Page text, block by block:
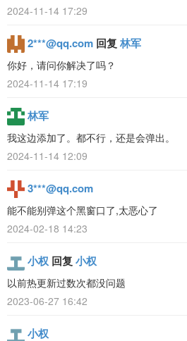
2024-11-14 17:29
2***@qq.com 回复 林军
你好，请问你解决了吗？
2024-11-14 17:19
林军
我这边添加了。都不行，还是会弹出。
2024-11-14 12:09
3***@qq.com
能不能别弹这个黑窗口了,太恶心了
2024-02-18 14:23
小权 回复 小权
以前热更新过数次都没问题
2023-06-27 16:42
小权